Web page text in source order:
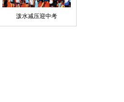
泼水减压迎中考